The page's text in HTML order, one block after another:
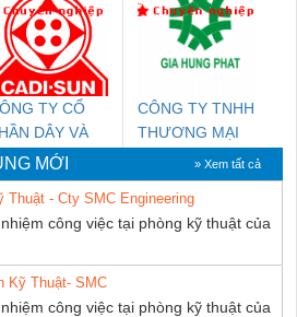
TY CỔ
DÂY VÀ
ĐIỆN
ĐÌNH
CÔNG TY TNHH
THƯƠNG MẠI
DỊCH VỤ KỸ
THUẬT ĐIỆN CƠ
GIA HƯNG
PHÁT
MỚI » Xem tất cả
Thuật - Cty SMC Engineering
công việc tại phòng kỹ thuật của
Kỹ Thuật- SMC
công việc tại phòng kỹ thuật của